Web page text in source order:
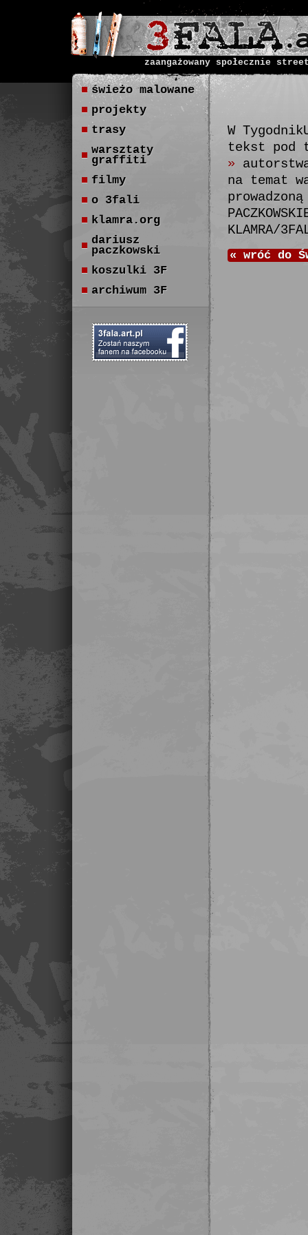
zaangażowany społecznie
W
tekst pod
»
na temat
KLAMRA/
« wróć do
świeżo malowane
projekty
trasy
warsztaty
graffiti
filmy
o 3fali
klamra.org
dariusz
paczkowski
koszulki 3F
archiwum 3F